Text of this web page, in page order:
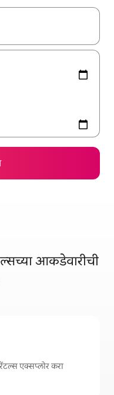
आणि खाली बाणांच्या किजसह
आकडेवारीची
एक्सप्लोर करा